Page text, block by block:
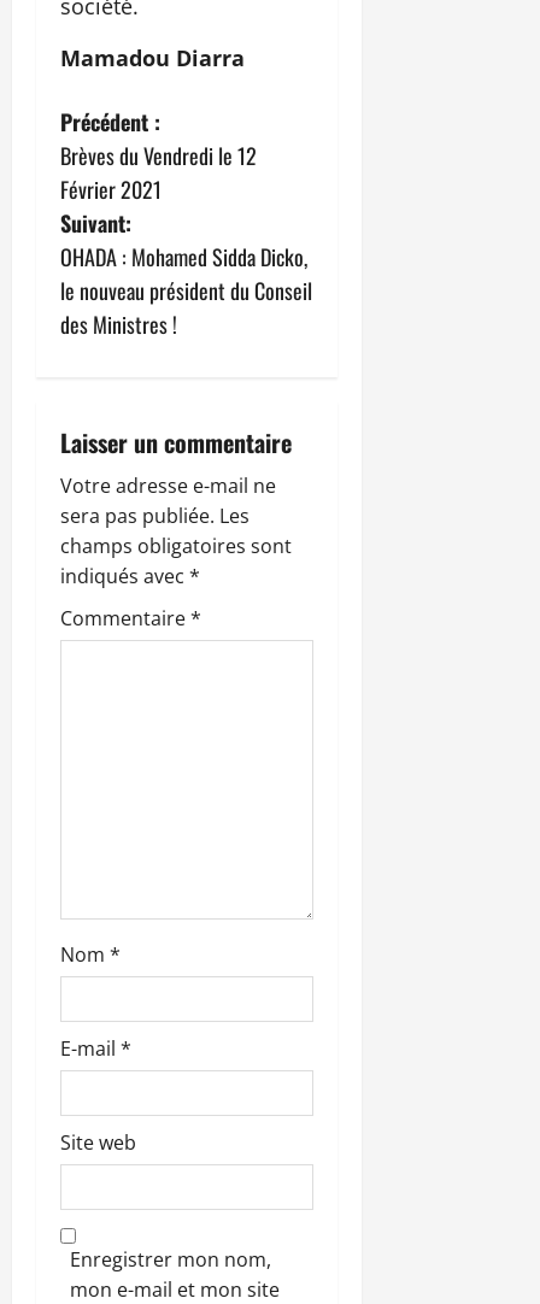
Mamadou Diarra
N
a
v
i
g
t
i
o
n
d
c
l
e
Précédent :
Brèves du Vendredi le 12
Février 2021
Suivant:
OHADA : Mohamed Sidda Dicko,
le nouveau président du Conseil
des Ministres !
Laisser un commentaire
Votre adresse e-mail ne
sera pas publiée. Les
champs obligatoires sont
indiqués avec *
Commentaire*
Nom *
E-mail *
Site web
Enregistrer mon nom,
mon e-mail et mon site